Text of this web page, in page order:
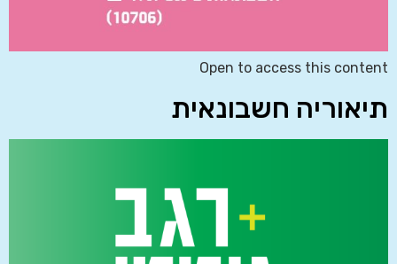
Open to access this content
תיאוריה חשבונאית